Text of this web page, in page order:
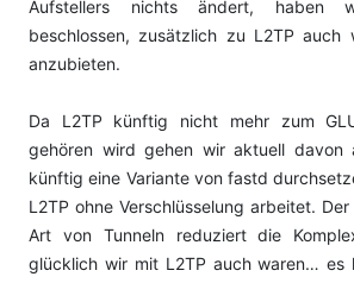
Aufstellers nichts ändert, haben
beschlossen, zusätzlich zu L2TP auch
anzubieten.
Da L2TP künftig nicht mehr zum
gehören wird gehen wir aktuell davon
künftig eine Variante von fastd
L2TP ohne Verschlüsselung arbeitet.
Art von Tunneln reduziert die
glücklich wir mit L2TP auch waren… es